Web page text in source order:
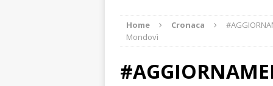
[ 6 Agosto 2026
[ 6 Agosto 2026
Home Cronaca
Mondovì